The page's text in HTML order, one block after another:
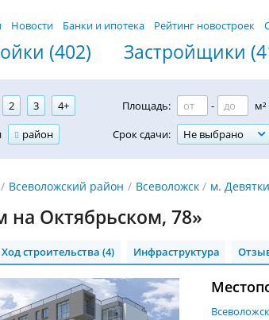
Новости Банки и ипотека Рейтинг новостроек
(402) Застройщики
2 3
4+
район
Площадь: -
м²
Срок сдачи:
Не выбрано
Всеволожский район Всеволожск м.
Октябрьском, 78»
Ход строительства (4) Инфраструктура